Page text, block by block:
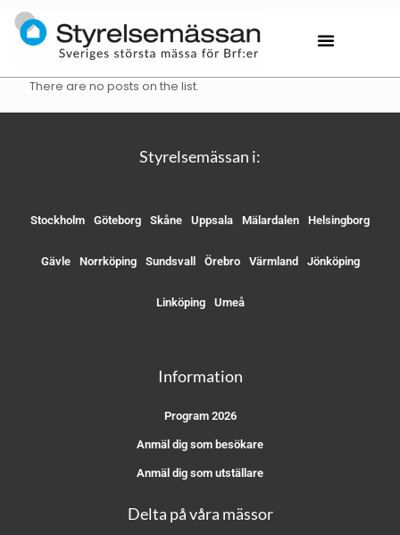
There are no posts on the list.
Styrelsemässan i:
Stockholm Göteborg Skåne Uppsala Mälardalen Helsingborg
Gävle Norrköping Sundsvall Örebro Värmland Jönköping
Linköping Umeå
Information
Program 2026
Anmäl dig som besökare
Anmäl dig som utställare
Delta på våra mässor